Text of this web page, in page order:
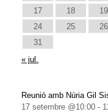
17
18 19
24
25 26
31
« jul.
Reunió amb Núria Gil
17 setembre @10:00 -